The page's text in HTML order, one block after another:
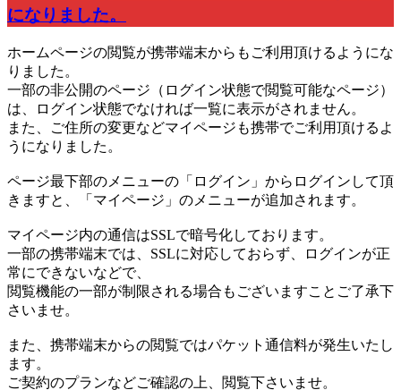
になりました。
ホームページの閲覧が携帯端末からもご利用頂けるようにな
りました。
一部の非公開のページ（ログイン状態で閲覧可能なページ）
は、ログイン状態でなければ一覧に表示がされません。
また、ご住所の変更などマイページも携帯でご利用頂けるよ
うになりました。
ページ最下部のメニューの「ログイン」からログインして頂
きますと、「マイページ」のメニューが追加されます。
マイページ内の通信はSSLで暗号化しております。
一部の携帯端末では、SSLに対応しておらず、ログインが正
常にできないなどで、
閲覧機能の一部が制限される場合もございますことご了承下
さいませ。
また、携帯端末からの閲覧ではパケット通信料が発生いたし
ます。
ご契約のプランなどご確認の上、閲覧下さいませ。